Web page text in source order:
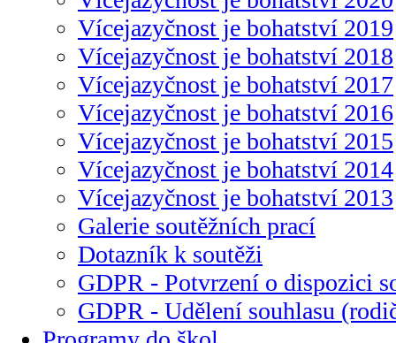
Vícejazyčnost je bohatství 2019
Vícejazyčnost je bohatství 2018
Vícejazyčnost je bohatství 2017
Vícejazyčnost je bohatství 2016
Vícejazyčnost je bohatství 2015
Vícejazyčnost je bohatství 2014
Vícejazyčnost je bohatství 2013
Galerie soutěžních prací
Dotazník k soutěži
GDPR - Potvrzení o dispozici
GDPR - Udělení souhlasu